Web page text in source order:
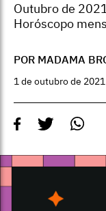
Outubro de
Horóscopo
POR MADAMA
1 de outubro de 2021